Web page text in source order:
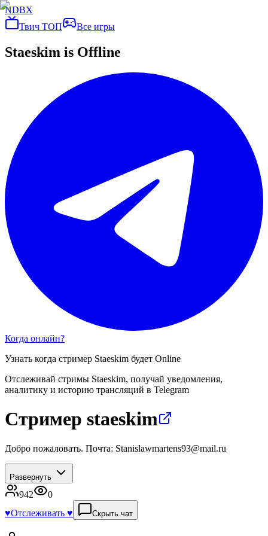
NDBX
Твич ТОП
Все игры
Staeskim is Offline
Когда онлайн?
Узнать когда стример Staeskim будет Online
Отслеживай стримы Staeskim, получай уведомления,
аналитику и историю трансляций в Telegram
Стример staeskim
Добро пожаловать. Почта: Stanislawmartens93@mail.ru
Развернуть
942
0
♥️Отслеживать ♥️ Скрыть чат